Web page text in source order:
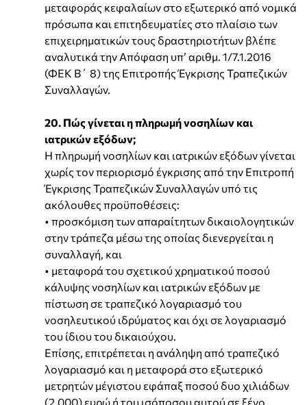
μεταφοράς κεφαλαίων στο εξωτερικό από νομικά
πρόσωπα και επιτηδευματίες στο πλαίσιο των
επιχειρηματικών τους δραστηριοτήτων βλέπε
αναλυτικά την Απόφαση υπ’ αριθμ. 1/7.1.2016
(ΦΕΚ Β΄ 8) της Επιτροπής Έγκρισης Τραπεζικών
Συναλλαγών.
20. Πώς γίνεται η πληρωμή νοσηλίων και
ιατρικών εξόδων;
Η πληρωμή νοσηλίων και ιατρικών εξόδων γίνεται
χωρίς τον περιορισμό έγκρισης από την Επιτροπή
Έγκρισης Τραπεζικών Συναλλαγών υπό τις
ακόλουθες προϋποθέσεις:
• προσκόμιση των απαραίτητων δικαιολογητικών
στην τράπεζα μέσω της οποίας διενεργείται η
συναλλαγή, και
• μεταφορά του σχετικού χρηματικού ποσού
κάλυψης νοσηλίων και ιατρικών εξόδων με
πίστωση σε τραπεζικό λογαριασμό του
νοσηλευτικού ιδρύματος και όχι σε λογαριασμό
του ίδιου του δικαιούχου.
Επίσης, επιτρέπεται η ανάληψη από τραπεζικό
λογαριασμό και η μεταφορά στο εξωτερικό
μετρητών μέγιστου εφάπαξ ποσού δυο χιλιάδων
(2.000) ευρώ ή του ισόποσου αυτού σε ξένο